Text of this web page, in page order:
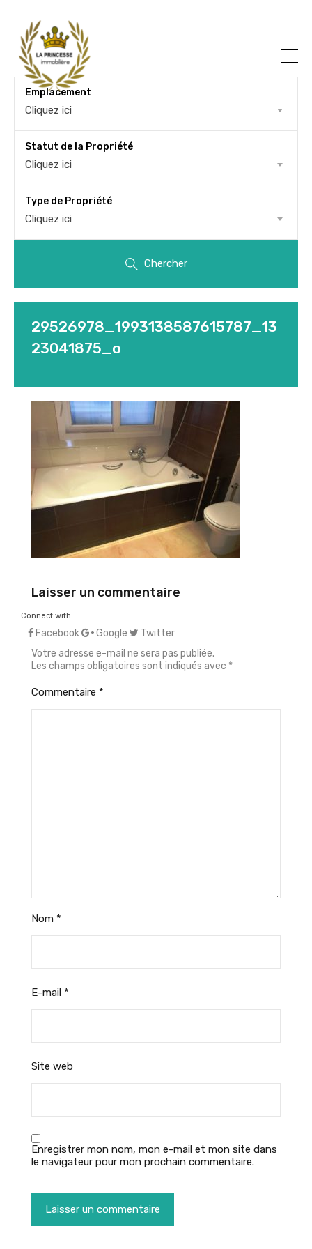
Emplacement
Cliquez ici
Statut de la Propriété
Cliquez ici
Type de Propriété
Cliquez ici
Chercher
29526978_1993138587615787_13
23041875_o
Laisser un commentaire
Connect with:
Facebook Google
Twitter
Votre adresse e-mail ne sera pas publiée.
Les champs obligatoires sont indiqués avec *
Commentaire *
Nom *
E-mail *
Site web
Enregistrer mon nom, mon e-mail et mon site dans
le navigateur pour mon prochain commentaire.